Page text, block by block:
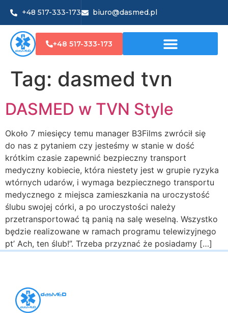
+48 517-333-173 biuro@dasmed.pl
+48 517-333-173
Tag: dasmed tvn
DASMED w TVN Style
Około 7 miesięcy temu manager B3Films zwrócił się
do nas z pytaniem czy jesteśmy w stanie w dość
krótkim czasie zapewnić bezpieczny transport
medyczny kobiecie, która niestety jest w grupie ryzyka
wtórnych udarów, i wymaga bezpiecznego transportu
medycznego z miejsca zamieszkania na uroczystość
ślubu swojej córki, a po uroczystości należy
przetransportować tą panią na salę weselną. Wszystko
będzie realizowane w ramach programu telewizyjnego
pt’ Ach, ten ślub!”. Trzeba przyznać że posiadamy […]